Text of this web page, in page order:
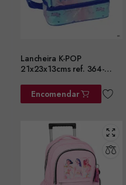
Lancheira K-POP
21x23x13cms ref. 364-
Encomendar